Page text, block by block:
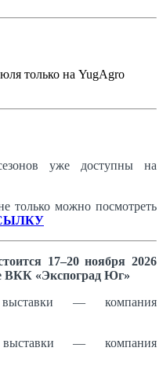
только на YugAgro
уже доступны на
только можно посмотреть
17–20 ноября 2026
ВКК «Экспоград Юг»
выставки — компания
выставки — компания